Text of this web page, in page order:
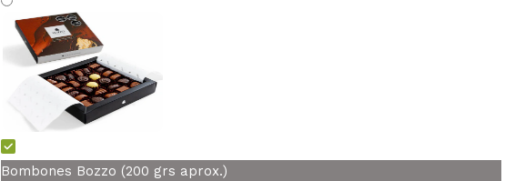
Bombones Bozzo (200 grs aprox.)